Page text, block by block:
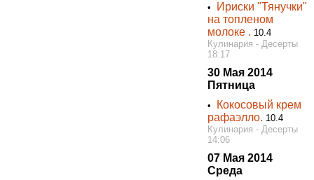
•
Ириски "Тянучки"
на топленом
молоке . 10.4
Кулинария - Десерты
18:17
30 Мая 2014
Пятница
•
Кокосовый крем
рафаэлло. 10.4
Кулинария - Десерты
14:06
07 Мая 2014
Среда